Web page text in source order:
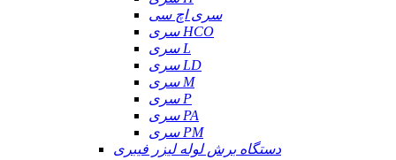
سری اچ سی
سری HCO
سری L
سری LD
سری M
سری P
سری PA
سری PM
دستگاه برش لوله لیزر فیبری